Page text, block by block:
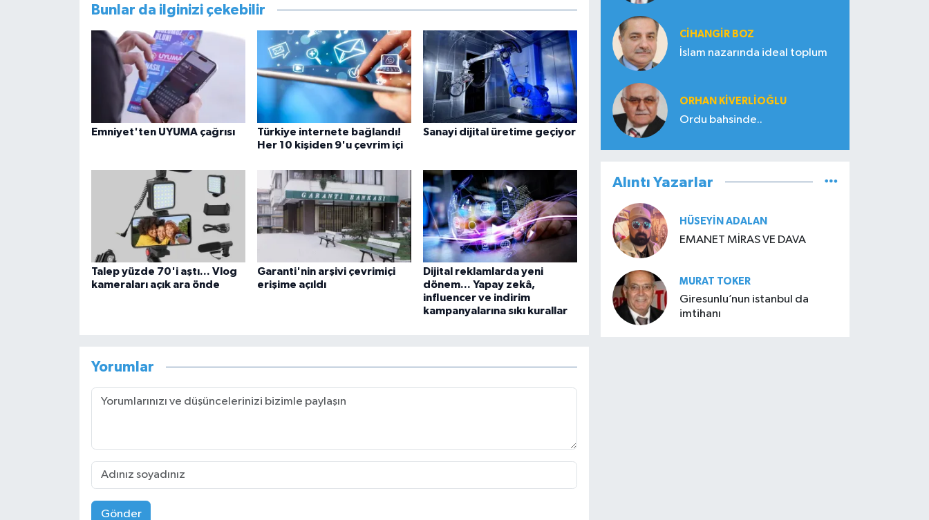
Bunlar da ilginizi çekebilir
Emniyet'ten UYUMA çağrısı
Türkiye internete bağlandı!
Her 10 kişiden 9'u çevrim içi
Sanayi dijital üretime geçiyor
Talep yüzde 70'i aştı... Vlog
kameraları açık ara önde
Garanti'nin arşivi çevrimiçi
erişime açıldı
Dijital reklamlarda yeni
dönem... Yapay zekâ,
influencer ve indirim
kampanyalarına sıkı kurallar
Yorumlar
Gönder
CIHANGIR BOZ
İslam nazarında ideal toplum
ORHAN KIVERLIOĞLU
Ordu bahsinde..
Alıntı Yazarlar
HÜSEYIN ADALAN
EMANET MİRAS VE DAVA
MURAT TOKER
Giresunlu’nun istanbul da
imtihanı